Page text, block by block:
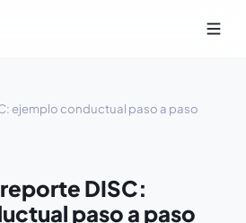
ejemplo conductual paso a paso
DISC:
paso a paso